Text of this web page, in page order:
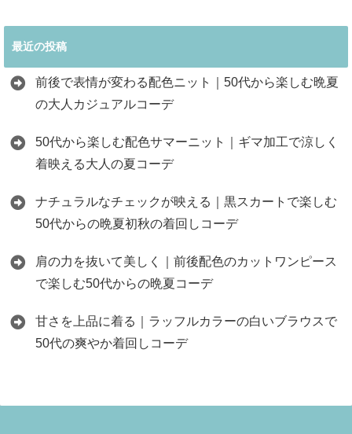
最近の投稿
前後で表情が変わる配色ニット｜50代から楽しむ晩夏
の大人カジュアルコーデ
50代から楽しむ配色サマーニット｜ギマ加工で涼しく
着映える大人の夏コーデ
ナチュラルなチェックが映える｜黒スカートで楽しむ
50代からの晩夏初秋の着回しコーデ
肩の力を抜いて美しく｜前後配色のカットワンピース
で楽しむ50代からの晩夏コーデ
甘さを上品に着る｜ラッフルカラーの白いブラウスで
50代の爽やか着回しコーデ